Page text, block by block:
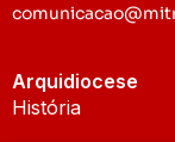
Arquidiocese
História